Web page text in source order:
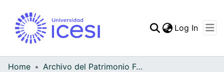
Log In
Home
Archivo del Patrimonio Fotográfico y Fílmico del Valle del Cauca